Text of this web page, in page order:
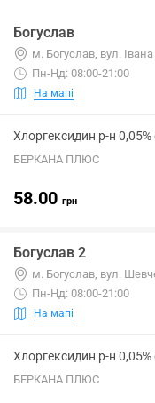
Богуслав
м. Богуслав, вул.
Пн-Нд: 08:00-21:00
На мапі
Хлоргексидин р-н
БЕРКАНА ПЛЮС
58.00 грн
Богуслав 2
м. Богуслав, вул.
Пн-Нд: 08:00-21:00
На мапі
Хлоргексидин р-н
БЕРКАНА ПЛЮС